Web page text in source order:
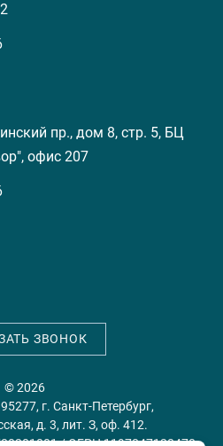
пр., дом 8, стр. 5, БЦ
офис 207
ЗВОНОК
© 2026
г. Санкт-Петербург,
д. 3, лит. З, оф. 412.